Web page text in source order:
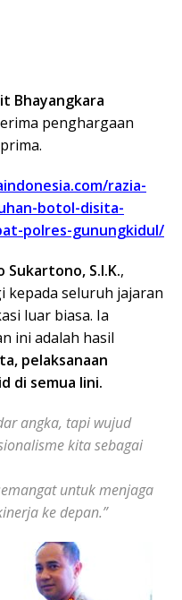
Bhayangkara
penghargaan
razia-
botol-disita-
polres-gunungkidul/
Sukartono, S.I.K.,
kepada seluruh jajaran
luar biasa. Ia
ini adalah hasil
pelaksanaan
di semua lini.
angka, tapi wujud
kita sebagai
untuk menjaga
ke depan.”